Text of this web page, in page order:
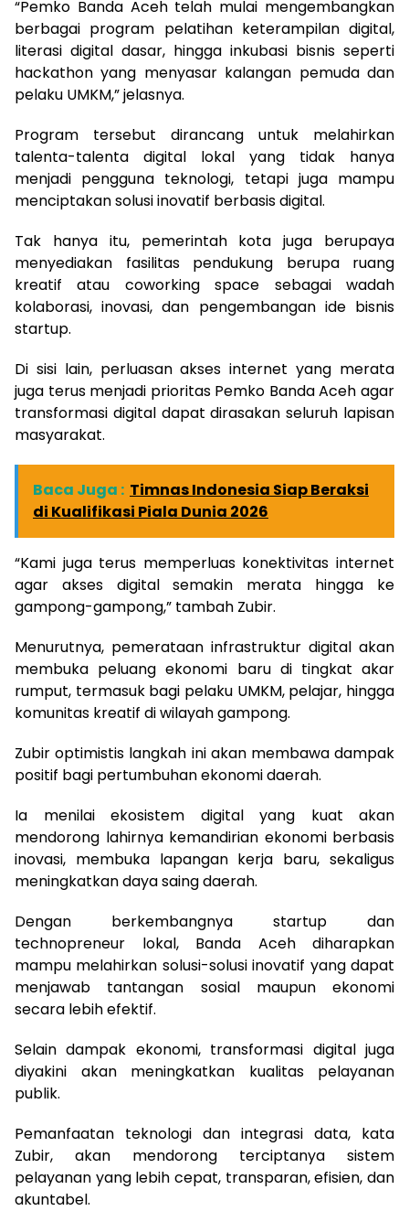
“Pemko Banda Aceh telah mulai mengembangkan
berbagai program pelatihan keterampilan digital,
literasi digital dasar, hingga inkubasi bisnis seperti
hackathon yang menyasar kalangan pemuda dan
pelaku UMKM,” jelasnya.
Program tersebut dirancang untuk melahirkan
talenta-talenta digital lokal yang tidak hanya
menjadi pengguna teknologi, tetapi juga mampu
menciptakan solusi inovatif berbasis digital.
Tak hanya itu, pemerintah kota juga berupaya
menyediakan fasilitas pendukung berupa ruang
kreatif atau coworking space sebagai wadah
kolaborasi, inovasi, dan pengembangan ide bisnis
startup.
Di sisi lain, perluasan akses internet yang merata
juga terus menjadi prioritas Pemko Banda Aceh agar
transformasi digital dapat dirasakan seluruh lapisan
masyarakat.
Baca Juga : Timnas Indonesia Siap Beraksi
di Kualifikasi Piala Dunia 2026
“Kami juga terus memperluas konektivitas internet
agar akses digital semakin merata hingga ke
gampong-gampong,” tambah Zubir.
Menurutnya, pemerataan infrastruktur digital akan
membuka peluang ekonomi baru di tingkat akar
rumput, termasuk bagi pelaku UMKM, pelajar, hingga
komunitas kreatif di wilayah gampong.
Zubir optimistis langkah ini akan membawa dampak
positif bagi pertumbuhan ekonomi daerah.
Ia menilai ekosistem digital yang kuat akan
mendorong lahirnya kemandirian ekonomi berbasis
inovasi, membuka lapangan kerja baru, sekaligus
meningkatkan daya saing daerah.
Dengan berkembangnya startup dan
technopreneur lokal, Banda Aceh diharapkan
mampu melahirkan solusi-solusi inovatif yang dapat
menjawab tantangan sosial maupun ekonomi
secara lebih efektif.
Selain dampak ekonomi, transformasi digital juga
diyakini akan meningkatkan kualitas pelayanan
publik.
Pemanfaatan teknologi dan integrasi data, kata
Zubir, akan mendorong terciptanya sistem
pelayanan yang lebih cepat, transparan, efisien, dan
akuntabel.